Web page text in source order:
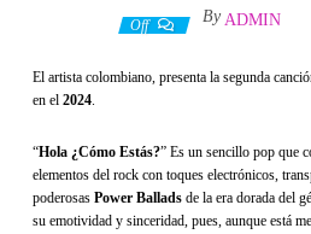
Off By ADMIN
El artista colombiano, presenta la segunda
en el 2024.
“Hola ¿Cómo Estás?” Es un sencillo pop que
elementos del rock con toques electrónicos,
poderosas Power Ballads de la era dorada del
su emotividad y sinceridad, pues, aunque está